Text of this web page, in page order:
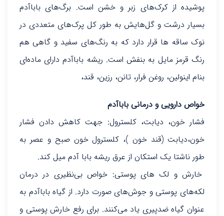
پوشیده از کرک‌های زبر و خشن است. برگ‌های باباآدم
بسیار درشت و گل‌هایش به طور کل پرک‌های متعددی در
نوک ساقه ها قرار دارد که به رنگ‌های سفید و گاهی هم
رنگ قرمز مایل به بنفش است. ریشه باباآدم دارای ماده‌ای
بنام اینولین، روغن فرار، تانن، رزین، قند،
خواص دارویی و درمانی باباآدم
فشار خون، دیابت، کلسترول: جهت کاهش دادن فشار
خون،دیابت (قند خون )، کلسترول خون صبح و عصر به
طور ناشتا یک استکان از عرق ریشه بابا آدم میل کند.
خارش و لک های پوستی: خواص بی‌نظیری در درمان
لکه‌های پوستی و جوش‌های صورت دارد. از گیاه باباآدم به
عنوان گیاه ضدپیری یاد می‌کنند. برای رفع خارش پوستی و